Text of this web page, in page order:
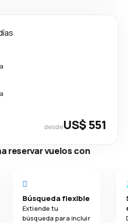
desdeUS$ 551
reservar vuelos con
Búsqueda flexible
Extiende tu
búsqueda para incluir